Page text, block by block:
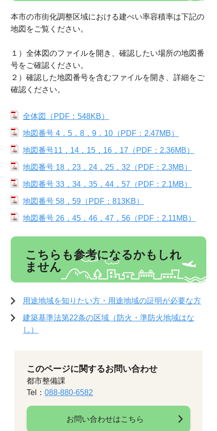
本市の市街化調整区域における建ぺい率容積率は下記の
地図をご覧ください。
１）全体図のファイルを開き、確認したい場所の地図番
号をご確認ください。
２）確認した地図番号を含むファイルを開き、詳細をご
確認ください。
全体図（PDF：548KB）
地図番号 4，5，8，9，10（PDF：2.47MB）
地図番号11，14，15，16，17（PDF：2.36MB）
地図番号 18，23，24，25，32（PDF：2.3MB）
地図番号 33，34，35，44，57（PDF：2.1MB）
地図番号 58，59（PDF：813KB）
地図番号 26，45，46，47，56（PDF：2.11MB）
こちらも参考になるかもしれ
ません
用途地域を知りたい方・用途地域の証明が必要な方
建築基準法第22条の区域（防火・準防火地域はな
し）
このページに関するお問い合わせ
都市整備課
Tel：088-880-6582
お問い合わせはこちら